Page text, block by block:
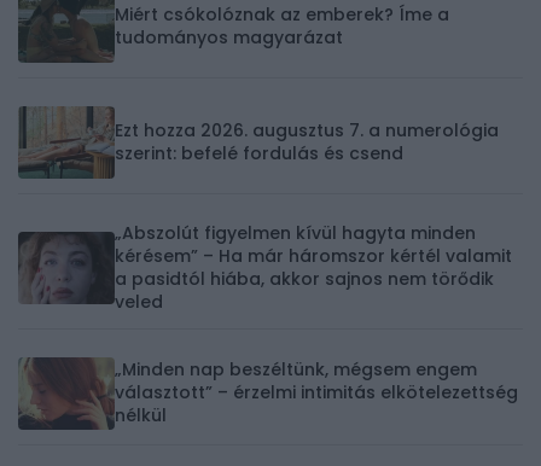
Miért csókolóznak az emberek? Íme a
tudományos magyarázat
Ezt hozza 2026. augusztus 7. a numerológia
szerint: befelé fordulás és csend
„Abszolút figyelmen kívül hagyta minden
kérésem” – Ha már háromszor kértél valamit
a pasidtól hiába, akkor sajnos nem törődik
veled
„Minden nap beszéltünk, mégsem engem
választott” – érzelmi intimitás elkötelezettség
nélkül